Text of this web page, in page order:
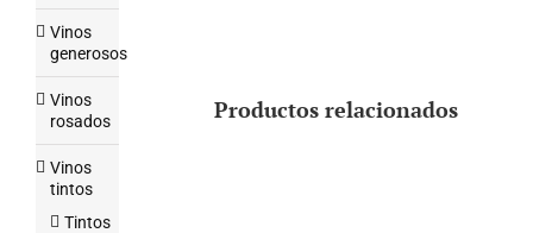
Productos relacionados
Vinos
generosos
Vinos
rosados
Vinos
tintos
Tintos